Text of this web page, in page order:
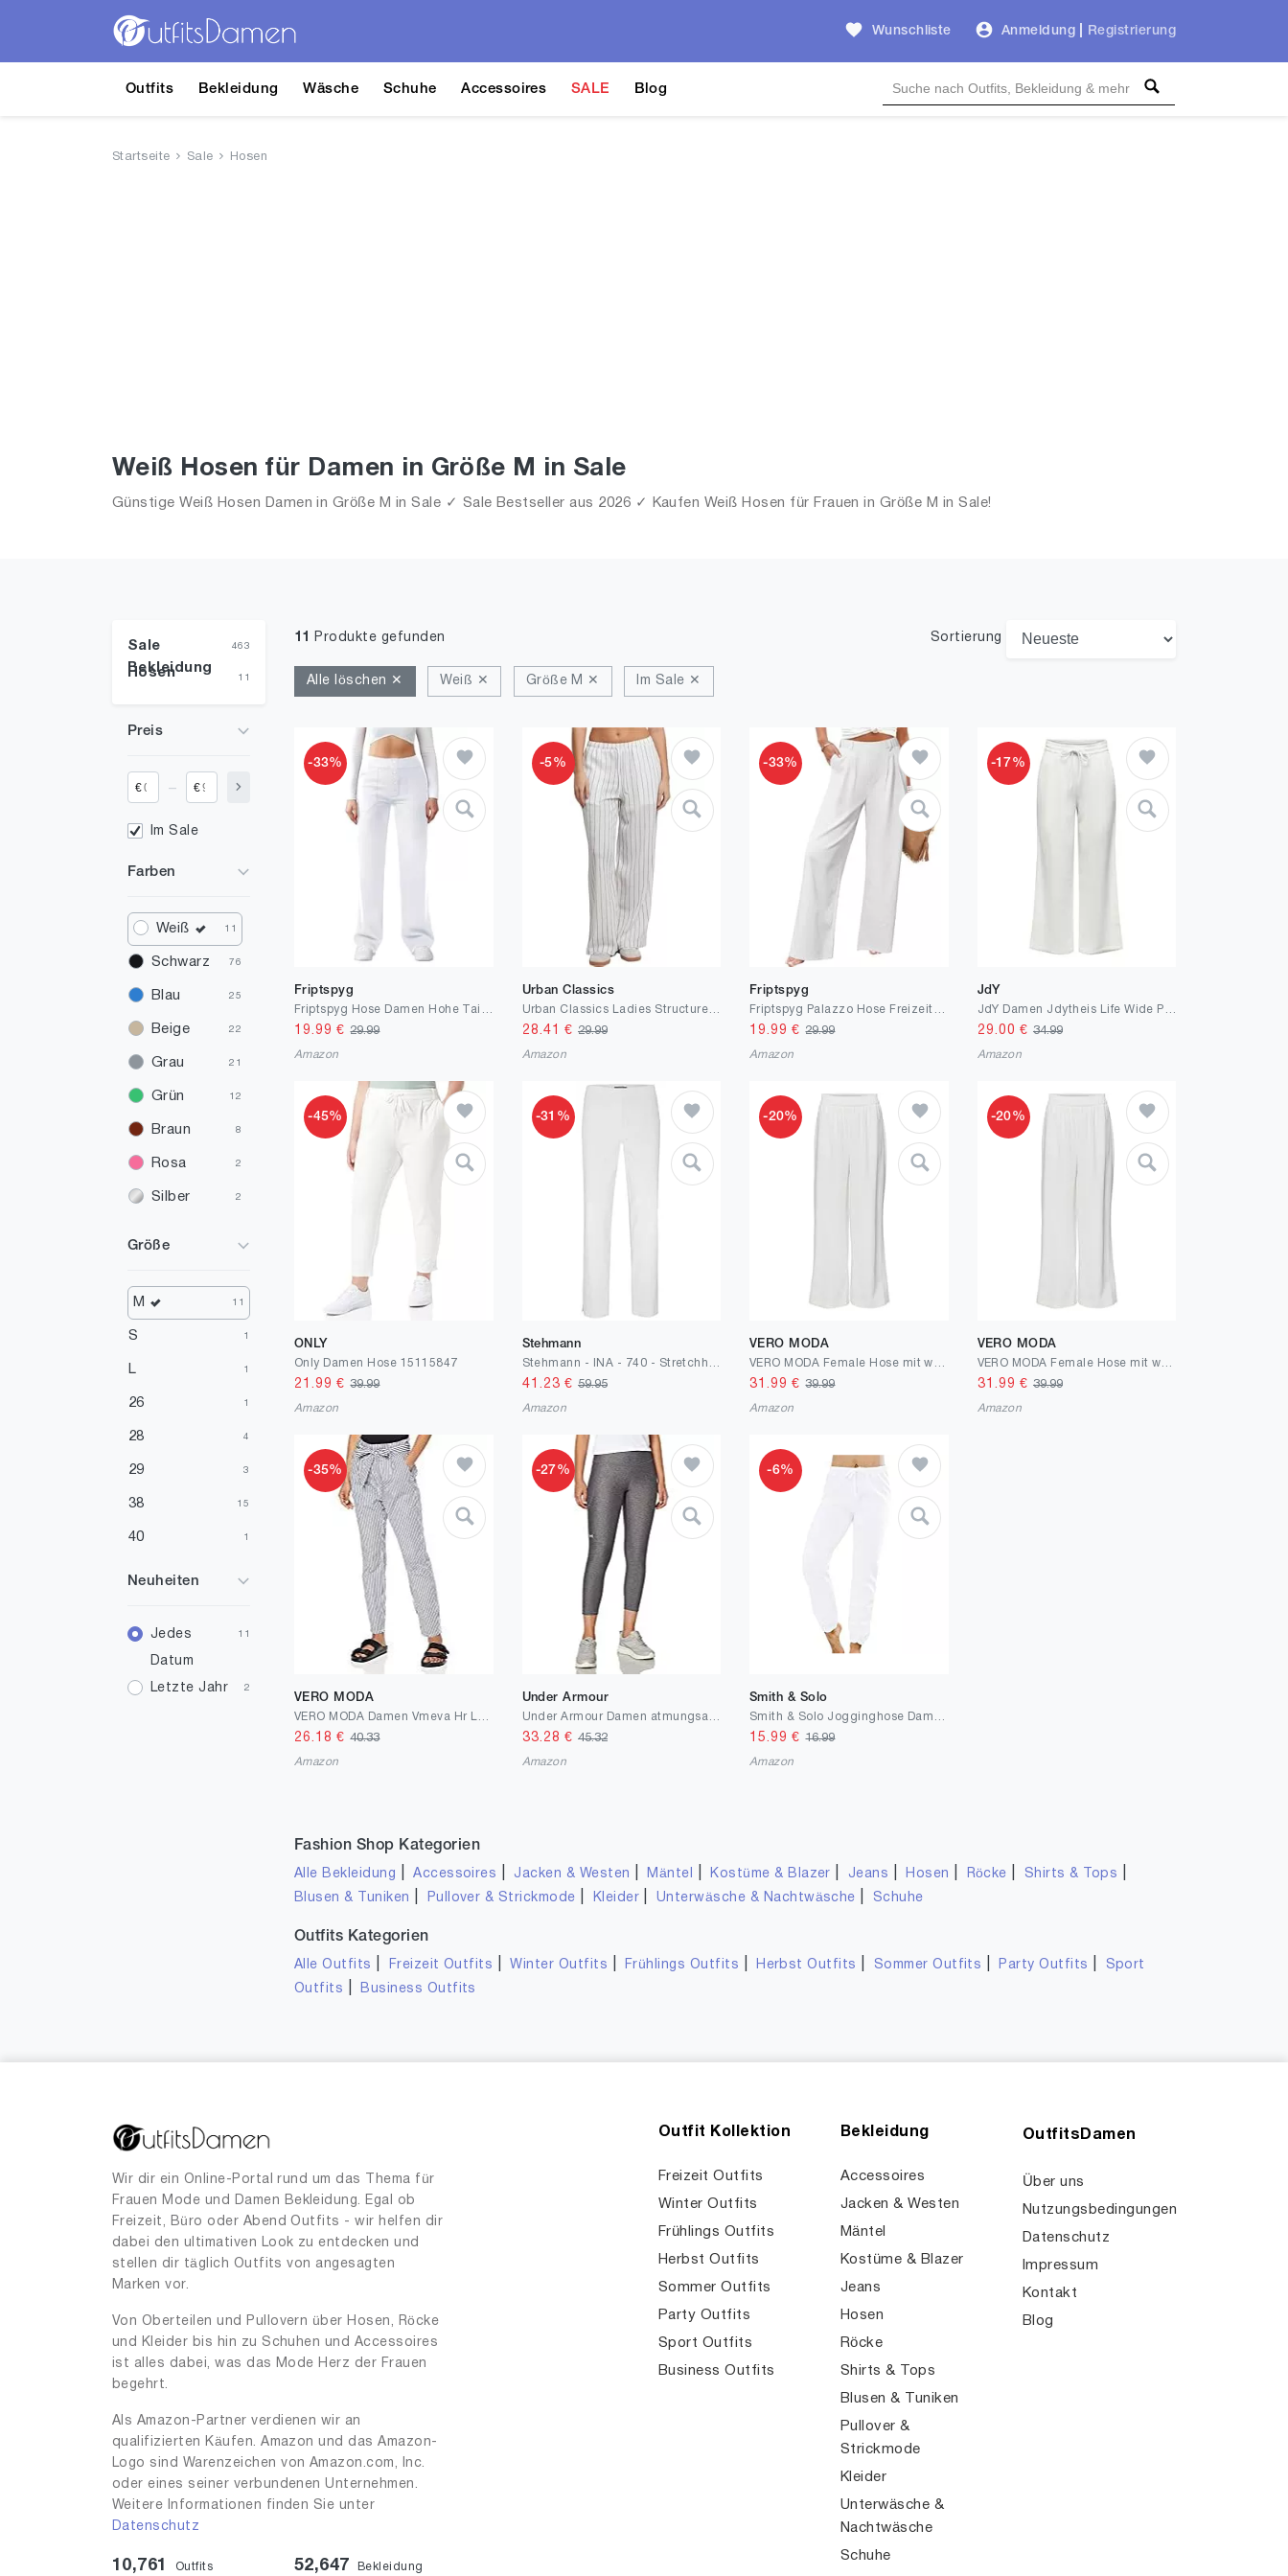
Wunschliste Anmeldung Registrierung
Outfits Bekleidung Wäsche Schuhe Accessoires SALE Blog
Startseite Sale Hosen
Weiß Hosen für Damen in Größe M in Sale
Günstige Weiß Hosen Damen in Größe M in Sale ✓ Sale Bestseller aus 2026 ✓ Kaufen Weiß Hosen für Frauen in Größe M in Sale!
Sale
Bekleidung
463
Hosen 11
Preis
€ €
Im Sale
Farben
Weiß 11
Schwarz 76
Blau 25
Beige 22
Grau 21
Grün 12
Braun 8
Rosa 2
Silber 2
Größe
M 11
S 1
L 1
26 1
28 4
29 3
38 15
40 1
Neuheiten
Jedes
Datum
11
Letzte Jahr 2
11 Produkte gefunden Sortierung
Alle löschen ✕ Weiß ✕ Größe M ✕ Im Sale ✕
-33%
Friptspyg
19.99 €29.99
Amazon
-5%
Urban Classics
28.41 € 29.99
Amazon
-33%
Friptspyg
19.99 €29.99
Amazon
-17%
JdY
29.00 € 34.99
Amazon
-45%
ONLY
Only Damen Hose 15115847
21.99 €39.99
Amazon
-31%
Stehmann
41.23 € 59.95
Amazon
-20%
VERO MODA
31.99 €39.99
Amazon
-20%
VERO MODA
31.99 € 39.99
Amazon
-35%
VERO MODA
26.18 €40.33
Amazon
-27%
Under Armour
33.28 € 45.32
Amazon
-6%
Smith & Solo
15.99 €16.99
Amazon
Fashion Shop Kategorien
Alle Bekleidung |Accessoires Jacken & Westen Mäntel Kostüme & Blazer Jeans Hosen Röcke Shirts & Tops
Blusen & Tuniken Pullover & Strickmode Kleider Unterwäsche & Nachtwäsche Schuhe
Outfits Kategorien
Alle Outfits Freizeit Outfits |Winter Outfits Frühlings Outfits Herbst Outfits Sommer Outfits Party Outfits
Sport
Outfits
Business Outfits
Wir dir ein Online-Portal rund um das Thema für
Frauen Mode und Damen Bekleidung. Egal ob
Freizeit, Büro oder Abend Outfits - wir helfen dir
dabei den ultimativen Look zu entdecken und
stellen dir täglich Outfits von angesagten
Marken vor.
Von Oberteilen und Pullovern über Hosen, Röcke
und Kleider bis hin zu Schuhen und Accessoires
ist alles dabei, was das Mode Herz der Frauen
begehrt.
Als Amazon-Partner verdienen wir an
qualifizierten Käufen. Amazon und das Amazon-
Logo sind Warenzeichen von Amazon.com, Inc.
oder eines seiner verbundenen Unternehmen.
Weitere Informationen finden Sie unter
Datenschutz
10,761 Outfits 52,647 Bekleidung
Outfit Kollektion
Freizeit Outfits
Winter Outfits
Frühlings Outfits
Herbst Outfits
Sommer Outfits
Party Outfits
Sport Outfits
Business Outfits
Bekleidung
Accessoires
Jacken & Westen
Mäntel
Kostüme & Blazer
Jeans
Hosen
Röcke
Shirts & Tops
Blusen & Tuniken
Pullover &
Strickmode
Kleider
Unterwäsche &
Nachtwäsche
Schuhe
OutfitsDamen
Über uns
Nutzungsbedingungen
Datenschutz
Impressum
Kontakt
Blog